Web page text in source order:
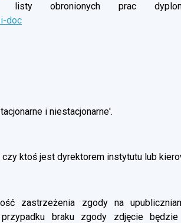
obronionych prac
doc
i niestacjonarne'.
ktoś jest dyrektorem instytutu lub
zastrzeżenia zgody na
braku zgody zdjęcie